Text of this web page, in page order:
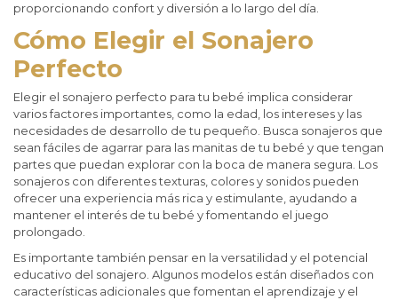
proporcionando confort y diversión a lo largo del día.
Cómo Elegir el Sonajero
Perfecto
Elegir el sonajero perfecto para tu bebé implica considerar
varios factores importantes, como la edad, los intereses y las
necesidades de desarrollo de tu pequeño. Busca sonajeros que
sean fáciles de agarrar para las manitas de tu bebé y que tengan
partes que puedan explorar con la boca de manera segura. Los
sonajeros con diferentes texturas, colores y sonidos pueden
ofrecer una experiencia más rica y estimulante, ayudando a
mantener el interés de tu bebé y fomentando el juego
prolongado.
Es importante también pensar en la versatilidad y el potencial
educativo del sonajero. Algunos modelos están diseñados con
características adicionales que fomentan el aprendizaje y el